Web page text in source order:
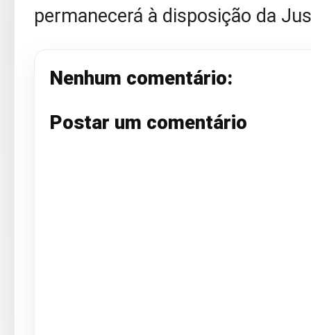
permanecerá à disposição da
Nenhum comentário:
Postar um comentário